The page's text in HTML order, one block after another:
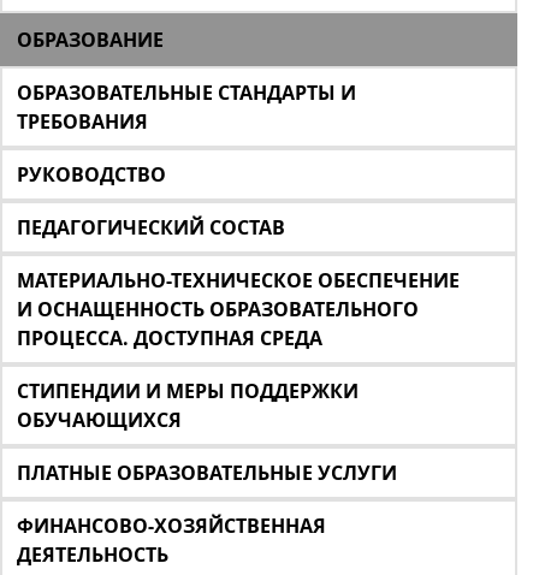
ОБРАЗОВАНИЕ
ОБРАЗОВАТЕЛЬНЫЕ СТАНДАРТЫ И
ТРЕБОВАНИЯ
РУКОВОДСТВО
ПЕДАГОГИЧЕСКИЙ СОСТАВ
МАТЕРИАЛЬНО-ТЕХНИЧЕСКОЕ ОБЕСПЕЧЕНИЕ
И ОСНАЩЕННОСТЬ ОБРАЗОВАТЕЛЬНОГО
ПРОЦЕССА. ДОСТУПНАЯ СРЕДА
СТИПЕНДИИ И МЕРЫ ПОДДЕРЖКИ
ОБУЧАЮЩИХСЯ
ПЛАТНЫЕ ОБРАЗОВАТЕЛЬНЫЕ УСЛУГИ
ФИНАНСОВО-ХОЗЯЙСТВЕННАЯ
ДЕЯТЕЛЬНОСТЬ